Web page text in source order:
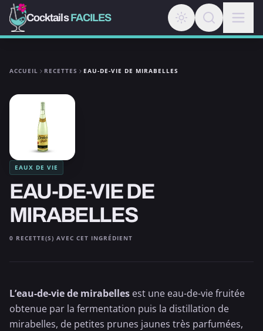
CocktailsFACILES
ACCUEIL RECETTES EAU-DE-VIE DE MIRABELLES
EAUX DE VIE
EAU-DE-VIE DE
MIRABELLES
0 RECETTE(S) AVEC CET INGRÉDIENT
L’eau-de-vie de mirabelles est une eau-de-vie fruitée
obtenue par la fermentation puis la distillation de
mirabelles, de petites prunes jaunes très parfumées,